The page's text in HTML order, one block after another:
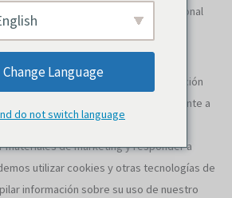
los tipos de información personal
usamos y cómo la protegemos.
personal como el nombre y la dirección
usted nos la envía voluntariamente a
u otros medios. Utilizamos esta
materiales de marketing y responder a
utilizar cookies y otras tecnologías de
información sobre su uso de nuestro
Change Language
do not switch language